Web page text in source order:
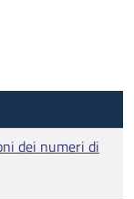
dei numeri di